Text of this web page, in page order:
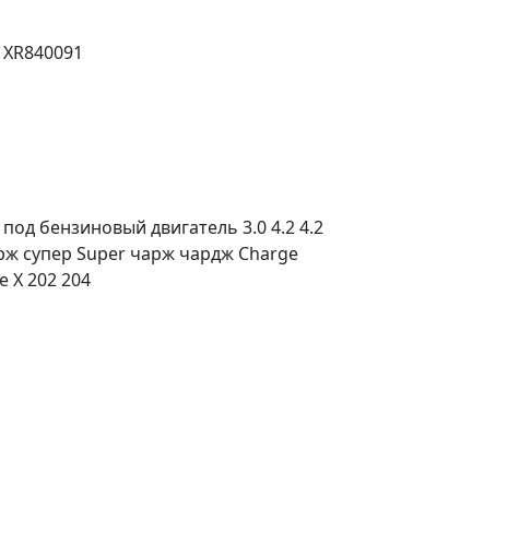
бензиновый двигатель 3.0 4.2 4.2
супер Super чарж чардж Charge
X 202 204